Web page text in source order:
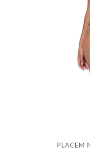
PLACEM